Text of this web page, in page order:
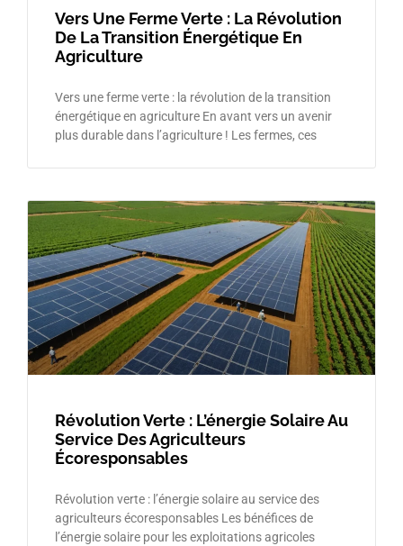
Vers Une Ferme Verte : La Révolution
De La Transition Énergétique En
Agriculture
Vers une ferme verte : la révolution de la transition
énergétique en agriculture En avant vers un avenir
plus durable dans l’agriculture ! Les fermes, ces
Révolution Verte : L’énergie Solaire Au
Service Des Agriculteurs
Écoresponsables
Révolution verte : l’énergie solaire au service des
agriculteurs écoresponsables Les bénéfices de
l’énergie solaire pour les exploitations agricoles